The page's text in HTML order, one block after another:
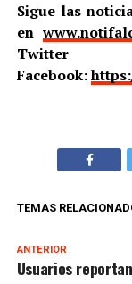
Sigue las
en
Twitter
Facebook:
TEMAS
ANTERIOR
Usuarios